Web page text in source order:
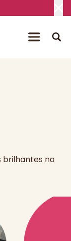
brilhantes na